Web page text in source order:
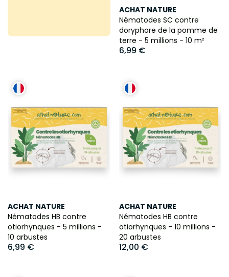
ACHAT NATURE
Nématodes SC contre
doryphore de la pomme de
terre - 5 millions - 10 m²
6,99 €
ACHAT NATURE
Nématodes HB contre
otiorhynques - 5 millions -
10 arbustes
6,99 €
ACHAT NATURE
Nématodes HB contre
otiorhynques - 10 millions -
20 arbustes
12,00 €